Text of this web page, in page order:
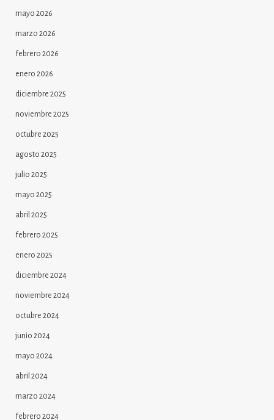
mayo 2026
marzo 2026
febrero 2026
enero 2026
diciembre 2025
noviembre 2025
octubre 2025
agosto 2025
julio 2025
mayo 2025
abril 2025
febrero 2025
enero 2025
diciembre 2024
noviembre 2024
octubre 2024
junio 2024
mayo 2024
abril 2024
marzo 2024
febrero 2024